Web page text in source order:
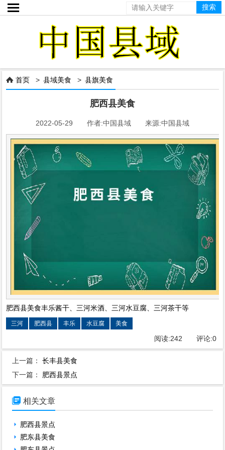

 首页 >县域美食 >县旗美食
肥西县美食
2022-05-29 作者:中国县域 来源:中国县域
肥西县美食丰乐酱干、三河米酒、三河水豆腐、三河茶干等
三河 肥西县 丰乐 水豆腐 美食
阅读:242 评论:0
上一篇：长丰县美食
下一篇： 肥西县景点
 相关文章
肥西县景点
肥东县美食